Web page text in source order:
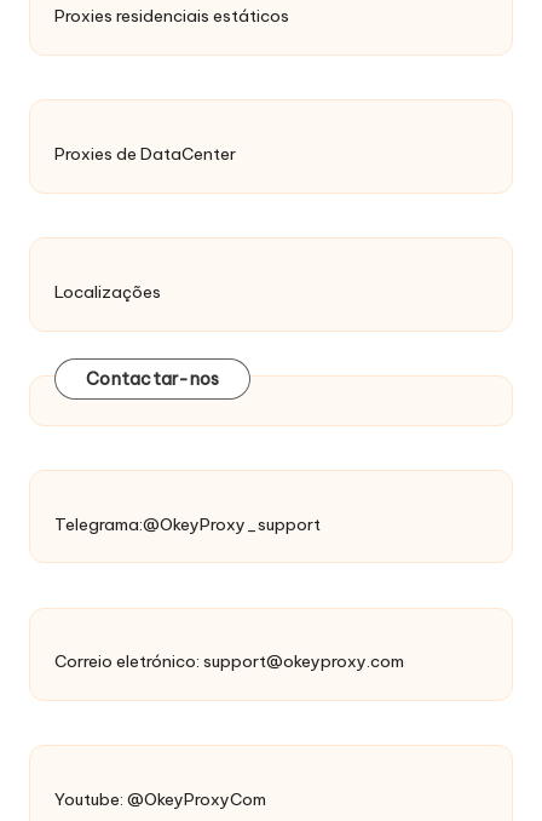
Proxies residenciais estáticos
Proxies de DataCenter
Localizações
Contactar-nos
Telegrama:@OkeyProxy_support
Correio eletrónico: support@okeyproxy.com
Youtube: @OkeyProxyCom